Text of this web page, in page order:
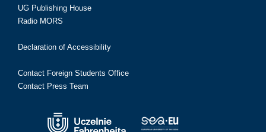
UG Publishing House
Radio MORS
Declaration of Accessibility
Contact Foreign Students Office
Contact Press Team